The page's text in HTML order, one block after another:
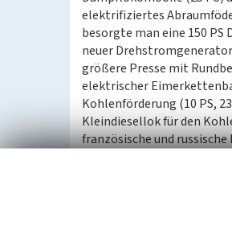
elektrifiziertes
besorgte man eine 150 PS
neuer
größere Presse mit
elektrischer
Kohlenförderung (10 PS,
Kleindiesellok für den
französische und
eingetroffen. Trotz
Fritzsches wurde als
Betriebsleiter ein. 1948
Bagger im Einsatz und
Nasspresse wurde mit
Dampfmaschine (150 PS